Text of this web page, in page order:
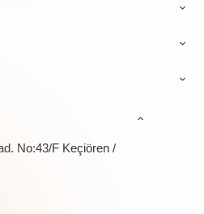
No:43/F Keçiören /